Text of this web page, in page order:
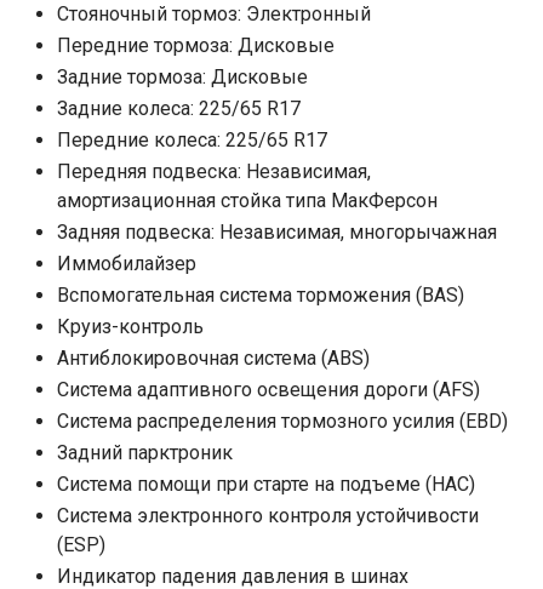
Стояночный тормоз: Электронный
Передние тормоза: Дисковые
Задние тормоза: Дисковые
Задние колеса: 225/65 R17
Передние колеса: 225/65 R17
Передняя подвеска: Независимая,
амортизационная стойка типа МакФерсон
Задняя подвеска: Независимая, многорычажная
Иммобилайзер
Вспомогательная система торможения (BAS)
Круиз-контроль
Антиблокировочная система (ABS)
Система адаптивного освещения дороги (AFS)
Система распределения тормозного усилия (EBD)
Задний парктроник
Система помощи при старте на подъеме (HAC)
Система электронного контроля устойчивости
(ESP)
Индикатор падения давления в шинах